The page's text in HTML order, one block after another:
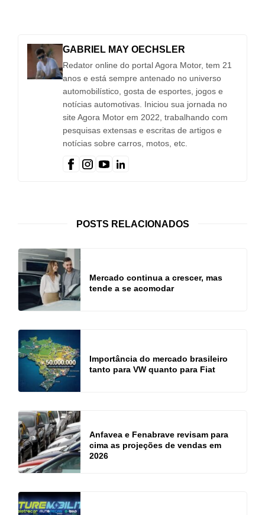
GABRIEL MAY OECHSLER
Redator online do portal Agora Motor, tem 21
anos e está sempre antenado no universo
automobilístico, gosta de esportes, jogos e
notícias automotivas. Iniciou sua jornada no
site Agora Motor em 2022, trabalhando com
pesquisas extensas e escritas de artigos e
notícias sobre carros, motos, etc.
POSTS RELACIONADOS
Mercado continua a crescer, mas
tende a se acomodar
Importância do mercado brasileiro
tanto para VW quanto para Fiat
Anfavea e Fenabrave revisam para
cima as projeções de vendas em
2026